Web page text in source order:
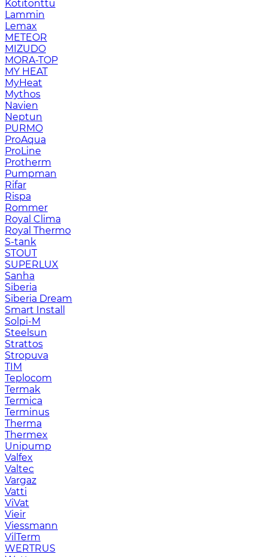
Kotitonttu
Lammin
Lemax
METEOR
MIZUDO
MORA-TOP
MY HEAT
MyHeat
Mythos
Navien
Neptun
PURMO
ProAqua
ProLine
Protherm
Pumpman
Rifar
Rispa
Rommer
Royal Clima
Royal Thermo
S-tank
STOUT
SUPERLUX
Sanha
Siberia
Siberia Dream
Smart Install
Solpi-M
Steelsun
Strattos
Stropuva
TIM
Teplocom
Termak
Termica
Terminus
Therma
Thermex
Unipump
Valfex
Valtec
Vargaz
Vatti
ViVat
Vieir
Viessmann
VilTerm
WERTRUS